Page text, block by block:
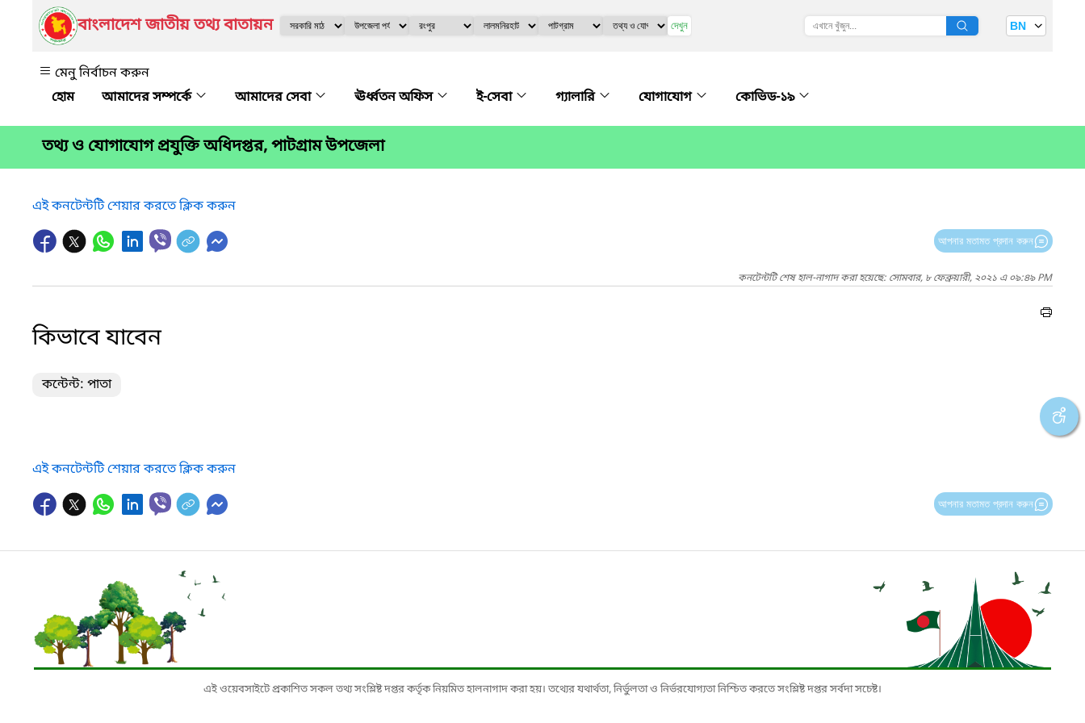
বাংলাদেশ জাতীয় তথ্য বাতায়ন দেখুন BN
মেনু নির্বাচন করুন
আমাদের সম্পর্কে
আমাদের সেবা ঊর্ধ্বতন অফিস ই-সেবা গ্যালারি যোগাযোগ কোভিড-১৯
তথ্য ও যোগাযোগ প্রযুক্তি অধিদপ্তর, পাটগ্রাম উপজেলা
এই কনটেন্টটি শেয়ার করতে ক্লিক করুন
আপনার মতামত প্রদান করুন
কনটেন্টটি শেষ হাল-নাগাদ করা হয়েছে: সোমবার, ৮ ফেব্রুয়ারী, ২০২১ এ ০৯:৪৯ PM
কিভাবে যাবেন
কন্টেন্ট: পাতা
এই কনটেন্টটি শেয়ার করতে ক্লিক করুন
আপনার মতামত প্রদান করুন
এই ওয়েবসাইটে প্রকাশিত সকল তথ্য সংশ্লিষ্ট দপ্তর কর্তৃক নিয়মিত হালনাগাদ করা হয়। তথ্যের যথার্থতা, নির্ভুলতা ও নির্ভরযোগ্যতা নিশ্চিত করতে সংশ্লিষ্ট দপ্তর সর্বদা সচেষ্ট।